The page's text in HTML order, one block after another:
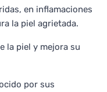
en inflamaciones
la piel agrietada.
la piel y mejora su
por sus